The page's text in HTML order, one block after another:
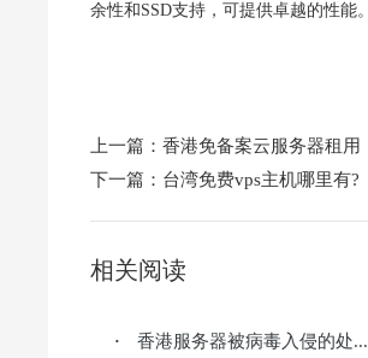
余性和SSD支持，可提供卓越的性能。
上一篇： 香港免备案云服务器租用
下一篇： 台湾免费vps主机哪里有?
相关阅读
· 香港服务器被病毒入侵的处...